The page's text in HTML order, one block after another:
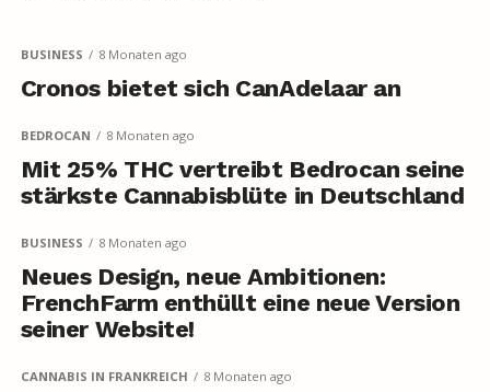
BUSINESS 8 Monaten ago
Cronos bietet sich CanAdelaar an
BEDROCAN 8 Monaten ago
Mit 25% THC vertreibt Bedrocan seine
stärkste Cannabisblüte in Deutschland
BUSINESS 8 Monaten ago
Neues Design, neue Ambitionen:
FrenchFarm enthüllt eine neue Version
seiner Website!
CANNABIS IN FRANKREICH 8 Monaten ago